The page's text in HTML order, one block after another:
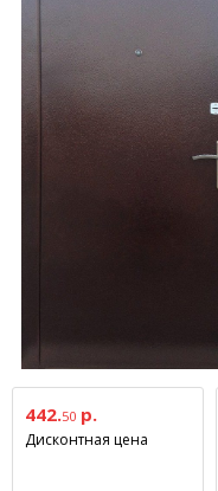
442.50р.
Дисконтная цена